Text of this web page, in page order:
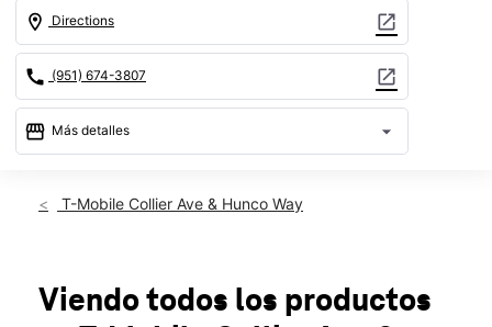
location_on Directions open_in_new
call (951) 674-3807 open_in_new
storefront Más detalles arrow_drop_down
Sáb.:10:00 a.m. a 8:00 p.m.
Mié.:10:00 a.m. a 8:00 p.m.
Jue.:10:00 a.m. a 8:00 p.m.
T-Mobile Collier Ave & Hunco Way
Viendo todos los productos